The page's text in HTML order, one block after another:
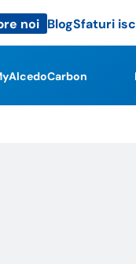
noi BlogSfaturi